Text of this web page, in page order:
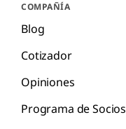
COMPAÑÍA
Blog
Cotizador
Opiniones
Programa de Socios